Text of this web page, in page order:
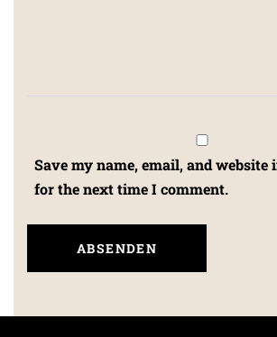
Save my name, email, and
for the next time I comment.